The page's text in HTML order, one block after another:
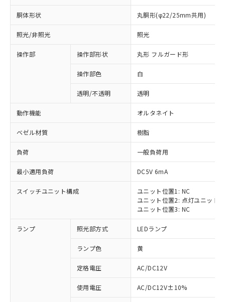
胴体形状 丸胴形(φ22/25mm共用)
照光/非照光 照光
操作部 操作部形状 丸形 フルガード形
操作部色 白
透明/不透明 透明
動作機能 オルタネイト
ベゼル材質 樹脂
負荷 一般負荷用
最小適用負荷 DC5V 6mA
スイッチユニット構成
ユニット位置1: NC
ユニット位置2: 点灯ユニット
ユニット位置3: NC
ランプ 照光部方式 LEDランプ
ランプ色 黄
定格電圧 AC/DC12V
使用電圧 AC/DC12V±10%
※1 対応状況